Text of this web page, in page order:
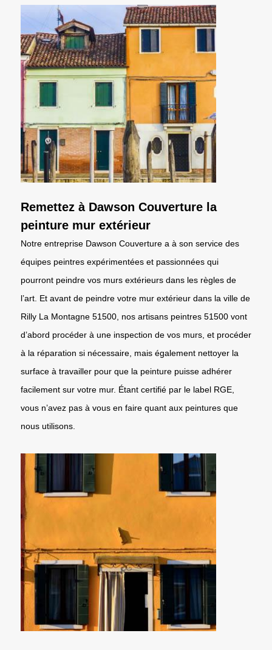
Remettez à Dawson Couverture la
peinture mur extérieur
Notre entreprise Dawson Couverture a à son service des
équipes peintres expérimentées et passionnées qui
pourront peindre vos murs extérieurs dans les règles de
l’art. Et avant de peindre votre mur extérieur dans la ville de
Rilly La Montagne 51500, nos artisans peintres 51500 vont
d’abord procéder à une inspection de vos murs, et procéder
à la réparation si nécessaire, mais également nettoyer la
surface à travailler pour que la peinture puisse adhérer
facilement sur votre mur. Étant certifié par le label RGE,
vous n’avez pas à vous en faire quant aux peintures que
nous utilisons.